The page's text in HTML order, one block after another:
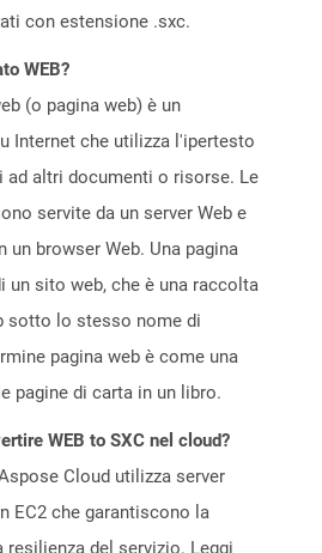
con estensione .sxc.
WEB?
(o pagina web) è un
Internet che utilizza l'ipertesto
ad altri documenti o risorse. Le
servite da un server Web e
un browser Web. Una pagina
un sito web, che è una raccolta
sotto lo stesso nome di
pagina web è come una
pagine di carta in un libro.
WEB to SXC nel cloud?
Cloud utilizza server
EC2 che garantiscono la
resilienza del servizio. Leggi